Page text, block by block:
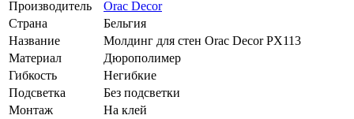
Производитель
Orac Decor
Страна
Бельгия
Название
Молдинг для стен Orac Decor PX113
Материал
Дюрополимер
Гибкость
Негибкие
Подсветка
Без подсветки
Монтаж
На клей